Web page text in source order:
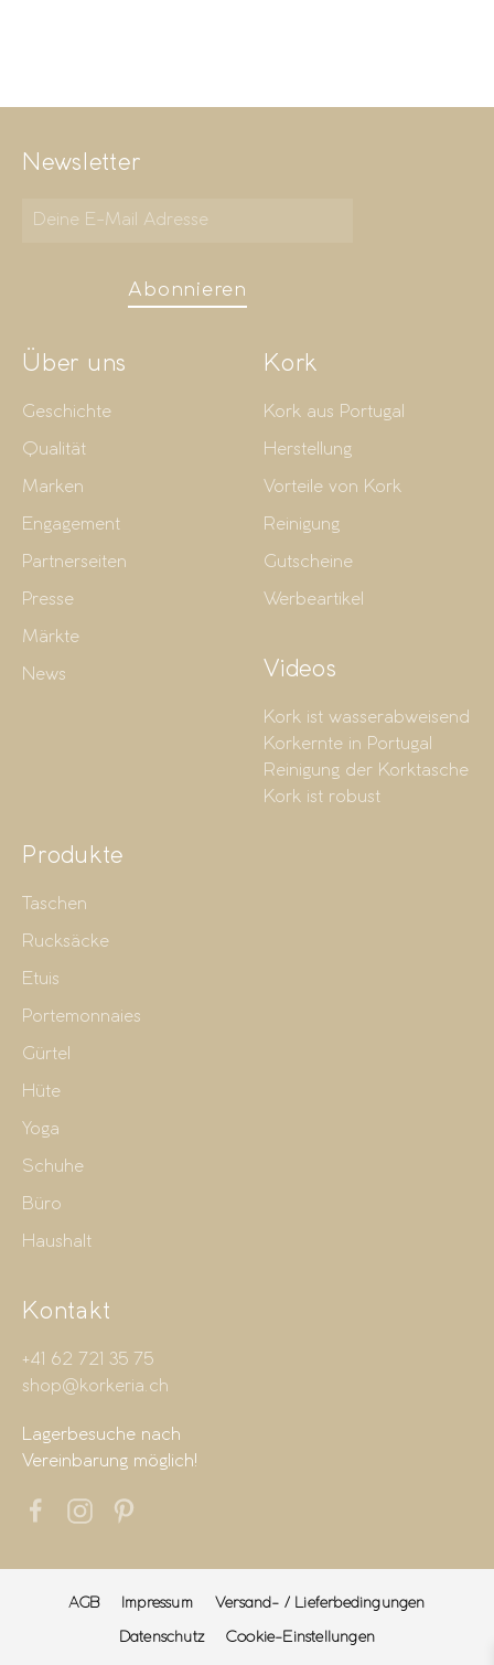
Newsletter
Abonnieren
Über uns
Geschichte
Qualität
Marken
Engagement
Partnerseiten
Presse
Märkte
News
Kork
Kork aus Portugal
Herstellung
Vorteile von Kork
Reinigung
Gutscheine
Werbeartikel
Videos
Kork ist wasserabweisend
Korkernte in Portugal
Reinigung der Korktasche
Kork ist robust
Produkte
Taschen
Rucksäcke
Etuis
Portemonnaies
Gürtel
Hüte
Yoga
Schuhe
Büro
Haushalt
Kontakt
+41 62 721 35 75
shop@korkeria.ch
Lagerbesuche nach
Vereinbarung möglich!
AGB Impressum
Versand- / Lieferbedingungen
Datenschutz
Cookie-Einstellungen